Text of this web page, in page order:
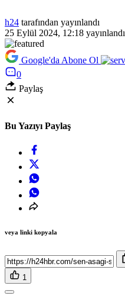
h24 tarafından yayınlandı
25 Eylül 2024, 12:18 yayınlandı
Google'da Abone Ol
0
Paylaş
Bu Yazıyı Paylaş
veya linki kopyala
1